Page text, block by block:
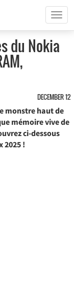
T
o
g
v
i
g
a
du Nokia
DECEMBER 12
monstre haut de
mémoire vive de
ci-dessous
2025 !